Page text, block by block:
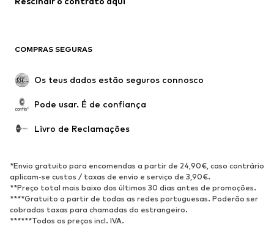
Upcycling
Novidades
Botas
Sapatos
Sapatos abertos
Exclusivo
DESPORTO
Sapatilhas de desporto
Mochilas e Sacos de desporto
Acessórios de desporto
ACESSÓRIOS
COMPRAS SEGURAS
Os teus dados estão seguros connosco
Pode usar. É de confiança
Livro de Reclamações
*Envio gratuito para encomendas a partir de 24,90€, caso contrário
aplicam-se custos / taxas de envio e serviço de 3,90€.
**Preço total mais baixo dos últimos 30 dias antes de promoções.
****Gratuito a partir de todas as redes portuguesas. Poderão ser
cobradas taxas para chamadas do estrangeiro.
******Todos os preços incl. IVA.